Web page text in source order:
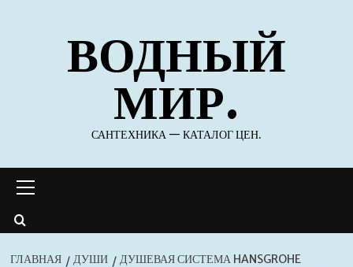
содержимомуВОДНЫЙ
МИР.
САНТЕХНИКА — КАТАЛОГ ЦЕН.
меню
ГЛАВНАЯ ДУШИ
ДУШЕВАЯ СИСТЕМА HANSGROHE